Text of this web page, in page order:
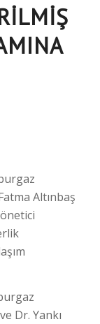
Altınbaş
Dr. Yankı